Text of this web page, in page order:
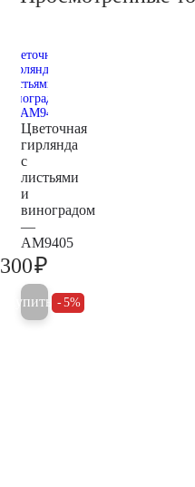
Цветочная
гирлянда
с
листьями
и
виноградом
—
AM9405
300₽
Купить 5%